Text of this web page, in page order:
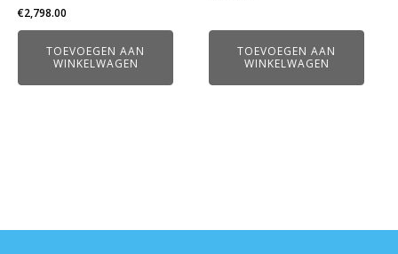
€2,798.00
TOEVOEGEN AAN
WINKELWAGEN
TOEVOEGEN AAN
WINKELWAGEN